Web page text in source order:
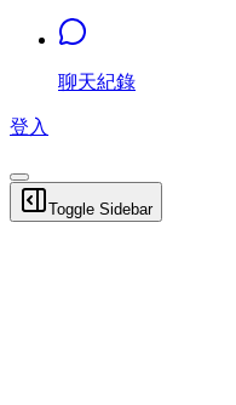
聊天紀錄
登入
Toggle Sidebar